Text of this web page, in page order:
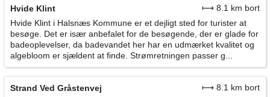
Hvide Klint
⟼ 8.1 km bort
Hvide Klint i Halsnæs Kommune er et dejligt sted for turister at
besøge. Det er især anbefalet for de besøgende, der er glade for
badeoplevelser, da badevandet her har en udmærket kvalitet og
algebloom er sjældent at finde. Strømretningen passer g...
Strand Ved Gråstenvej
⟼ 8.1 km bort